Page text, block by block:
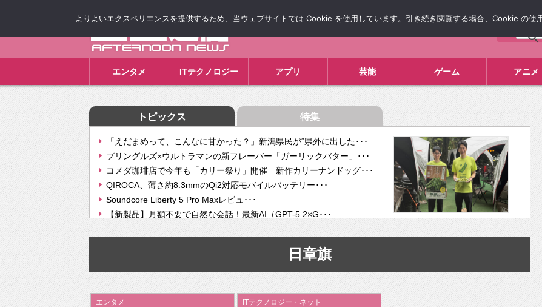
エンタメ ITテクノロジー アプリ 芸能 ゲーム アニメ
トピックス 特集
「えだまめって、こんなに甘かった？」新潟県民が“県外に出した･･･
プリングルズ×ウルトラマンの新フレーバー「ガーリックバター」･･･
コメダ珈琲店で今年も「カリー祭り」開催 新作カリーナンドッグ･･･
QIROCA、薄さ約8.3mmのQi2対応モバイルバッテリー･･･
Soundcore Liberty 5 Pro Maxレビュ･･･
【新製品】月額不要で自然な会話！最新AI（GPT-5.2×G･･･
【次世代の没入感と生産性】VITURE Luma Ultra･･･
挫折率8割の壁をAIで突破。ジャストシステム、”自分が今話し･･･
2026年のバレンタインは「自分で作って、想いを渡す」 TE･･･
日章旗
エンタメ ITテクノロジー・ネット
よりよいエクスペリエンスを提供するため、当ウェブサイトでは Cookie を使用しています。引き続き閲覧する場合、Cookie の使